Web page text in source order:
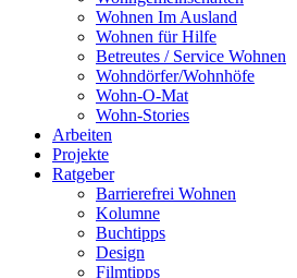
Wohnen Im Ausland
Wohnen für Hilfe
Betreutes / Service Wohnen
Wohndörfer/Wohnhöfe
Wohn-O-Mat
Wohn-Stories
Arbeiten
Projekte
Ratgeber
Barrierefrei Wohnen
Kolumne
Buchtipps
Design
Filmtipps